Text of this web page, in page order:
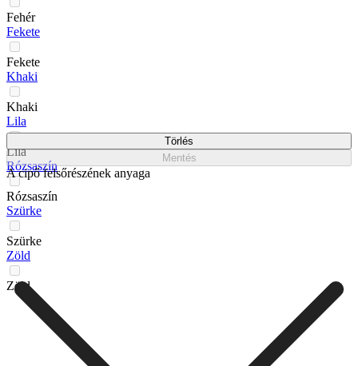
Fehér
Fekete
Fekete
Khaki
Khaki
Lila
Lila
Rózsaszín
Rózsaszín
Szürke
Szürke
Zöld
Zöld
Törlés
Mentés
A cipő felsőrészének anyaga